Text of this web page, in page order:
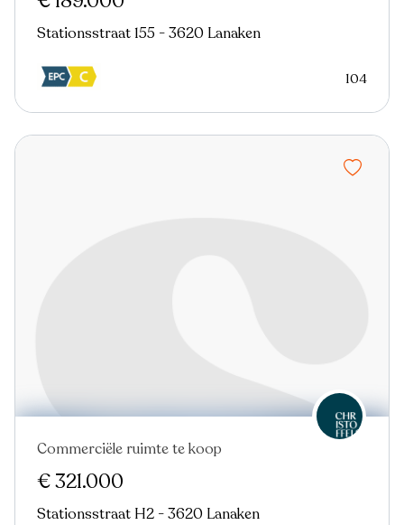
Stationsstraat 155 - 3620 Lanaken
104
Commerciële ruimte te koop
€ 321.000
Stationsstraat H2 - 3620 Lanaken